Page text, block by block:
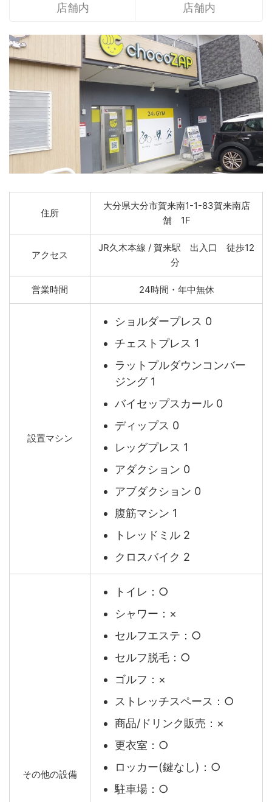
店舗内 店舗内
住所
大分県大分市賀来南1-1-83賀来南店
舗 1F
アクセス
JR久木本線 / 賀来駅 出入口 徒歩12
分
営業時間 24時間・年中無休
設置マシン
ショルダープレス 0
チェストプレス 1
ラットプルダウンコンバー
ジング 1
バイセップスカール 0
ディップス 0
レッグプレス 1
アダクション 0
アブダクション 0
腹筋マシン 1
トレッドミル 2
クロスバイク 2
その他の設備
トイレ：○
シャワー：×
セルフエステ：○
セルフ脱毛：○
ゴルフ：×
ストレッチスペース：○
商品/ドリンク販売：×
更衣室：○
ロッカー(鍵なし)：○
駐車場：○